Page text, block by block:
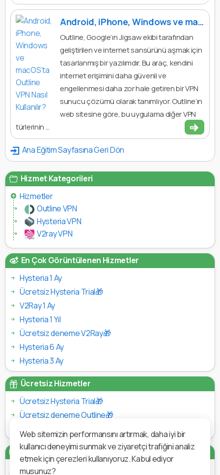
Web sitemizin performansını artırmak, daha iyi bir
kullanıcı deneyimi sunmak ve ziyaretçi trafiğini analiz
etmek için çerezleri kullanıyoruz. Kabul ediyor
musunuz?
Android, iPhone, Windows ve macOS’ta Outline VPN Nasıl Kullanılır?
Outline, Google’ın Jigsaw ekibi tarafından
geliştirilen ve internet sansürünü aşmak için
tasarlanmış bir yazılımdır. Bu araç, kendini
internet erişimini daha güvenli ve
engellenmesi daha zor hale getiren bir VPN
sunucu çözümü olarak tanımlıyor. Outline’ın
web sitesine göre, bu uygulama diğer VPN
türlerinin ...
Ana Eğitim Sayfasına Geri Dön
Hizmet Kategorileri
Hizmetler
Outline VPN
Hysteria VPN
V2ray VPN
En Çok Görüntülenen Hizmetler
Hysteria 1 Ay
Ücretsiz Hysteria Trial🎁
V2Ray 1 Ay
Hysteria 1 Yıl
Ücretsiz deneme V2Ray🎁
Hysteria 6 Ay
Hysteria 3 Ay
Ücretsiz Hizmetler
Ücretsiz Hysteria Trial🎁
Ücretsiz deneme Outline🎁
Ücretsiz deneme V2Ray🎁
Ödeme Yöntemleri